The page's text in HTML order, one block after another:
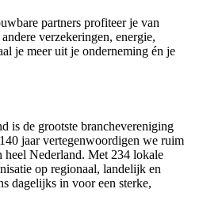
partners profiteer je van
verzekeringen, energie,
je meer uit je onderneming én je
is de grootste branchevereniging
jaar vertegenwoordigen we ruim
heel Nederland. Met 234 lokale
op regionaal, landelijk en
dagelijks in voor een sterke,